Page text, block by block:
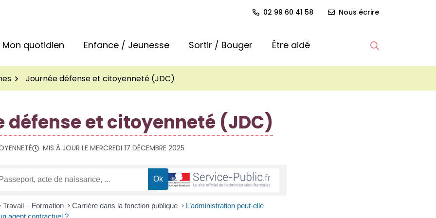
02 99 60 41 58 Nous écrire
Mon quotidien Enfance / Jeunesse Sortir / Bouger
Être aidé
Journée défense et citoyenneté (JDC)
défense et citoyenneté (JDC)
MIS À JOUR LE MERCREDI 17 DÉCEMBRE 2025
Travail – Formation > Carrière dans la fonction publique > L’administration peut-elle